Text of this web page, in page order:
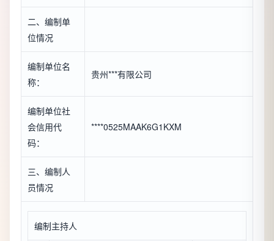
二、编制单
位情况
编制单位名
称：
贵州***有限公司
编制单位社
会信用代
码：
****0525MAAK6G1KXM
三、编制人
员情况
编制主持人